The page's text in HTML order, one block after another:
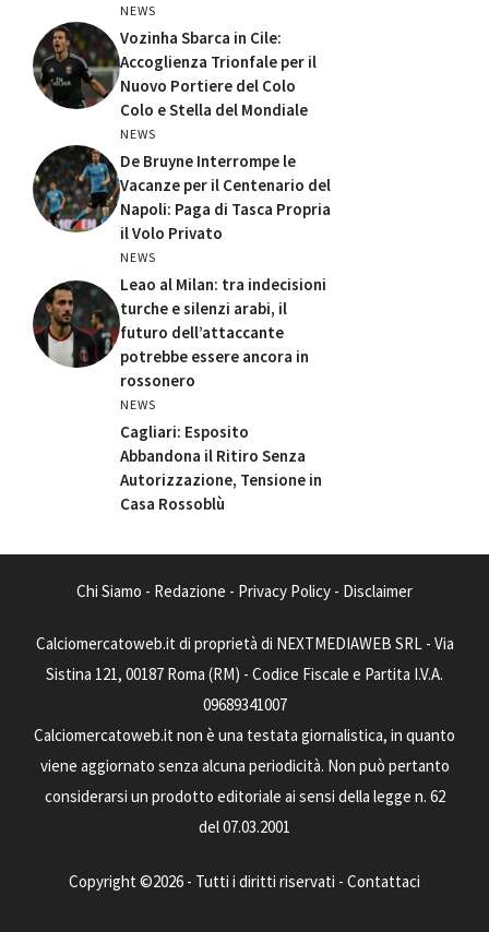
NEWS
Vozinha Sbarca in Cile:
Accoglienza Trionfale per il
Nuovo Portiere del Colo
Colo e Stella del Mondiale
NEWS
De Bruyne Interrompe le
Vacanze per il Centenario del
Napoli: Paga di Tasca Propria
il Volo Privato
NEWS
Leao al Milan: tra indecisioni
turche e silenzi arabi, il
futuro dell’attaccante
potrebbe essere ancora in
rossonero
NEWS
Cagliari: Esposito
Abbandona il Ritiro Senza
Autorizzazione, Tensione in
Casa Rossoblù
Chi Siamo - Redazione - Privacy Policy - Disclaimer
Calciomercatoweb.it di proprietà di NEXTMEDIAWEB SRL - Via
Sistina 121, 00187 Roma (RM) - Codice Fiscale e Partita I.V.A.
09689341007
Calciomercatoweb.it non è una testata giornalistica, in quanto
viene aggiornato senza alcuna periodicità. Non può pertanto
considerarsi un prodotto editoriale ai sensi della legge n. 62
del 07.03.2001
Copyright ©2026 - Tutti i diritti riservati - Contattaci